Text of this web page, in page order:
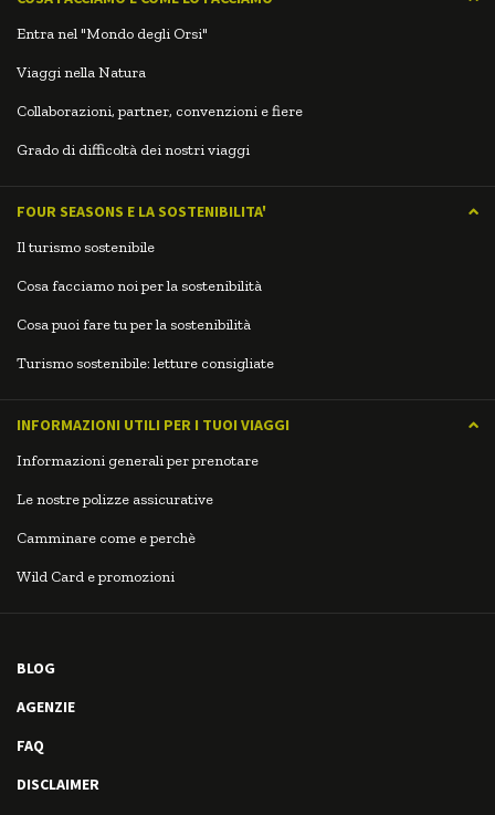
Entra nel "Mondo degli Orsi"
Viaggi nella Natura
Collaborazioni, partner, convenzioni e fiere
Grado di difficoltà dei nostri viaggi
FOUR SEASONS E LA SOSTENIBILITA'
Il turismo sostenibile
Cosa facciamo noi per la sostenibilità
Cosa puoi fare tu per la sostenibilità
Turismo sostenibile: letture consigliate
INFORMAZIONI UTILI PER I TUOI VIAGGI
Informazioni generali per prenotare
Le nostre polizze assicurative
Camminare come e perchè
Wild Card e promozioni
BLOG
AGENZIE
FAQ
DISCLAIMER